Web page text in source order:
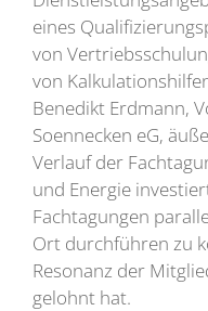
eines
von
von
Benedikt Erdmann,
Soennecken eG,
Verlauf der
und Energie
Fachtagungen
Ort durchführen zu
Resonanz der
gelohnt hat.